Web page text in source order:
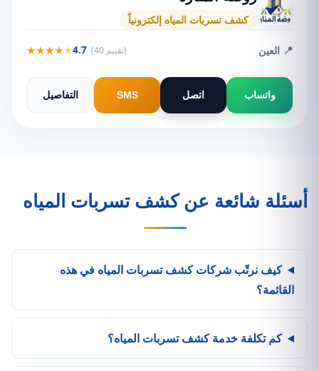
كشف تسربات المياه إلكترونياً
📍 العين ★★★★★4.7 (40 تقييم)
واتساب اتصل SMS التفاصيل
أسئلة شائعة عن كشف تسربات المياه
كيف نرتّب شركات كشف تسربات المياه في هذه
القائمة؟
كم تكلفة خدمة كشف تسربات المياه؟